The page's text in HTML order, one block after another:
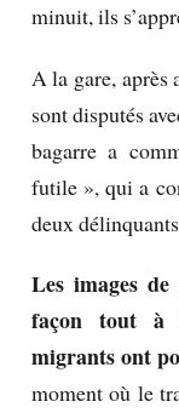
minuit, ils
A la gare, après
sont disputés
bagarre a
futile », qui a
deux
Les images
façon tout à
migrants ont
moment où le